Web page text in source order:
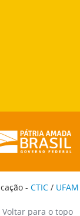
- CTIC / UFAM
Voltar para o topo